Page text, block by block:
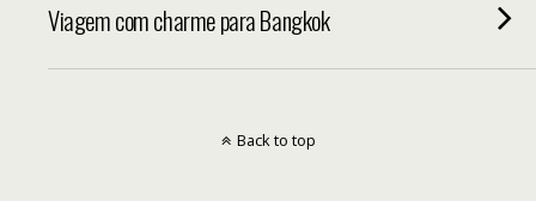
Viagem com charme para Bangkok
Back to top